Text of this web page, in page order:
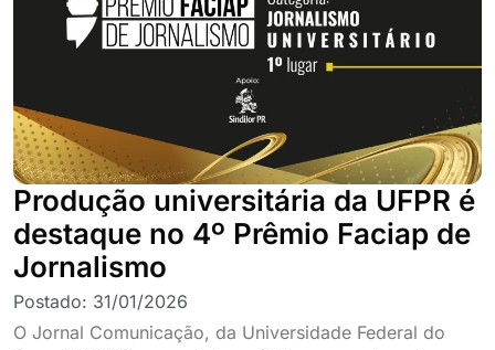
Produção universitária da UFPR é
destaque no 4º Prêmio Faciap de
Jornalismo
Postado: 31/01/2026
O Jornal Comunicação, da Universidade Federal do